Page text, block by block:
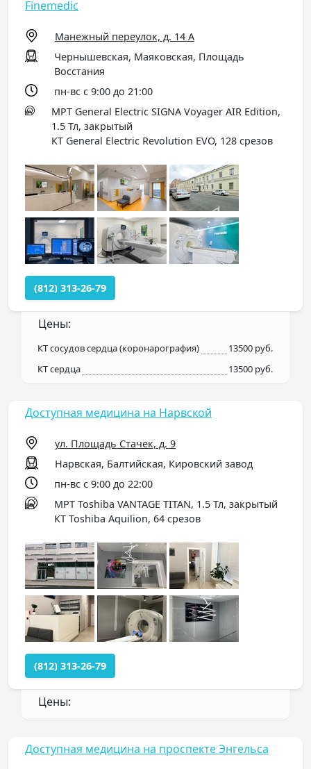
Finemedic
Манежный переулок, д. 14 А
Чернышевская, Маяковская, Площадь
Восстания
пн-вс с 9:00 до 21:00
МРТ General Electric SIGNA Voyager AIR Edition,
1.5 Тл, закрытый
КТ General Electric Revolution EVO, 128 срезов
(812) 313-26-79
Цены:
КТ сосудов сердца (коронарография)
13500 руб.
КТ сердца
13500 руб.
Доступная медицина на Нарвской
ул. Площадь Стачек, д. 9
Нарвская, Балтийская, Кировский завод
пн-вс с 9:00 до 22:00
МРТ Toshiba VANTAGE TITAN, 1.5 Тл, закрытый
КТ Toshiba Aquilion, 64 срезов
(812) 313-26-79
Цены:
Доступная медицина на проспекте Энгельса